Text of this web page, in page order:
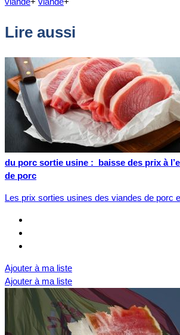
Lire aussi
du porc sortie usine : baisse des prix à
de porc
Les prix sorties usines des viandes de porc
Ajouter à ma liste
Ajouter à ma liste